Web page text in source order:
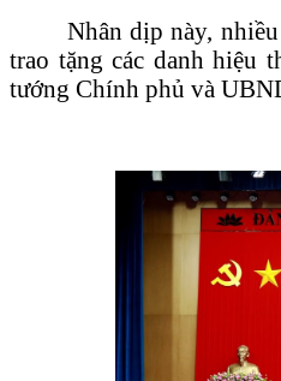
Nhân dịp này,
trao tặng các danh hiệu
tướng Chính phủ và